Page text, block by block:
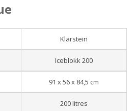
Klarstein
Iceblokk 200
91 x 56 x 84,5 cm
200 litres